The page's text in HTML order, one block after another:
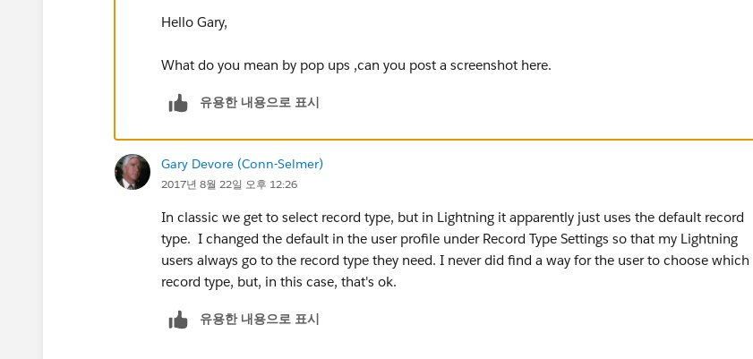
Hello Gary,
What do you mean by pop ups ,can you post a screenshot here.
유용한 내용으로 표시
Gary Devore (Conn-Selmer)
2017년 8월 22일 오후 12:26
In classic we get to select record type, but in Lightning it apparently just uses the default record
type. I changed the default in the user profile under Record Type Settings so that my Lightning
users always go to the record type they need. I never did find a way for the user to choose which
record type, but, in this case, that's ok.
유용한 내용으로 표시